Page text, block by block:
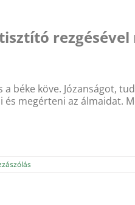
béke köve. Józanságot,
megérteni az álmaidat.